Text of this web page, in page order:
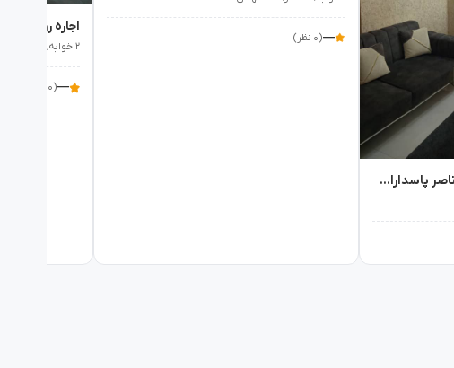
اجاره روزانه آپارتمان دو خواب ناصر پاسداران - تهران
—(۰ نظر)
۲ خوابه٬ ۸۰متر٬ تا ۸ مهمان
—(۰ نظر)